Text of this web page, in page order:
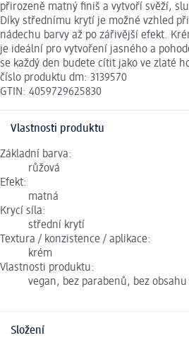
přirozeně matný finiš a vytvoří svěží,
Díky střednímu krytí je možné vzhled
nádechu barvy až po zářivější efekt.
je ideální pro vytvoření jasného a
se každý den budete cítit jako ve zlaté
číslo produktu dm: 3139570
GTIN: 4059729625830
Vlastnosti produktu
Základní barva:
růžová
Efekt:
matná
Krycí síla:
střední krytí
Textura / konzistence / aplikace:
krém
Vlastnosti produktu:
vegan, bez parabenů, bez
Složení